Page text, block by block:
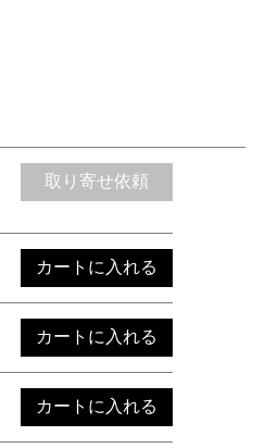
取り寄せ依頼
カートに入れる
カートに入れる
カートに入れる